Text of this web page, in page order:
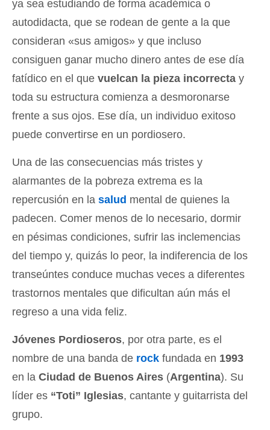
ya sea estudiando de forma académica o
autodidacta, que se rodean de gente a la que
consideran «sus amigos» y que incluso
consiguen ganar mucho dinero antes de ese día
fatídico en el que vuelcan la pieza incorrecta y
toda su estructura comienza a desmoronarse
frente a sus ojos. Ese día, un individuo exitoso
puede convertirse en un pordiosero.
Una de las consecuencias más tristes y
alarmantes de la pobreza extrema es la
repercusión en la salud mental de quienes la
padecen. Comer menos de lo necesario, dormir
en pésimas condiciones, sufrir las inclemencias
del tiempo y, quizás lo peor, la indiferencia de los
transeúntes conduce muchas veces a diferentes
trastornos mentales que dificultan aún más el
regreso a una vida feliz.
Jóvenes Pordioseros, por otra parte, es el
nombre de una banda de rock fundada en 1993
en la Ciudad de Buenos Aires (Argentina). Su
líder es “Toti” Iglesias, cantante y guitarrista del
grupo.